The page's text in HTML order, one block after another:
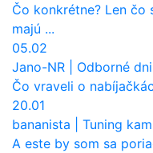
Čo konkrétne? Len
majú ...
05.02
Jano-NR
Odborné dni LKQ
Čo vraveli o
20.01
bananista
Tuning kamiónov
A este by som sa